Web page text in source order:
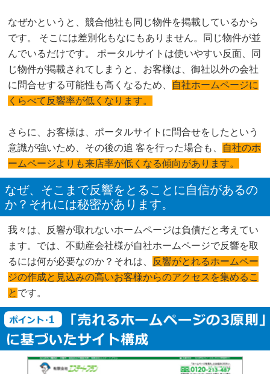
なぜかというと、競合他社も同じ物件を掲載しているから
です。 そこには差別化もなにもありません。同じ物件が並
んでいるだけです。 ポータルサイトは使いやすい反面、同
じ物件が掲載されてしまうと、お客様は、御社以外の会社
に問合せする可能性も高くなるため、 自社ホームページに
くらべて反響率が低くなります。
さらに、お客様は、ポータルサイトに問合せをしたという
意識が強いため、その後の追 客を行った場合も、 自社のホ
ームページよりも来店率が低くなる傾向があります。
なぜ、そこまで反響をとることに自信があるの
か？それには秘密があります。
我々は、反響が取れないホームページは負債だと考えてい
ます。では、不動産会社様が自社ホームページで反響を取
るには何が必要なのか？それは、 反響がとれるホームペー
ジの作成と見込みの高いお客様からのアクセスを集めるこ
と です。